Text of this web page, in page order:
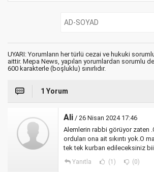
UYARI: Yorumların her türlü cezai ve hukuki
aittir. Mepa News, yapılan yorumlardan sorumlu
600 karakterle (boşluklu) sınırlıdır.
1 Yorum
Ali / 26 Nisan 2024 17:46
Alemlerin rabbi görüyor zaten
orduları ona ait sıkıntı yok.O
tek tek kurban edileceksiniz
Yanıtla (1) (0)